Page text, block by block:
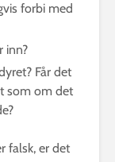
forbi med
inn?
Får det
som om det
falsk, er det